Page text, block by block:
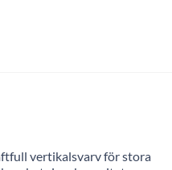
vertikalsvarv för stora